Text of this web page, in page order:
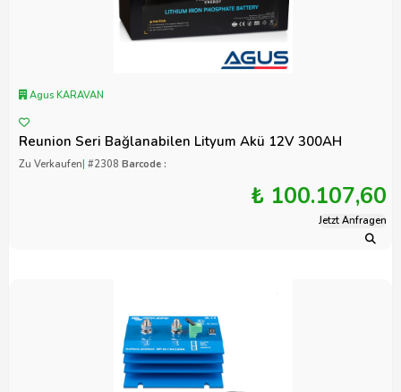
Agus KARAVAN
Reunion Seri Bağlanabilen Lityum Akü 12V 300AH
Zu Verkaufen| #2308 Barcode :
₺ 100.107,60
Jetzt Anfragen